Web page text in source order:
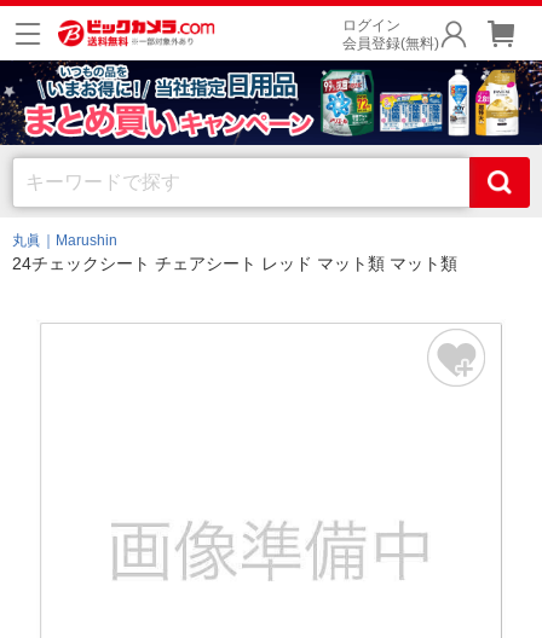
ログイン
会員登録(無料)
丸眞｜Marushin
24チェックシート チェアシート レッド マット類 マット類